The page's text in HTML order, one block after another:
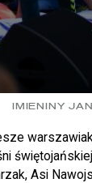
IMIENINY
Asi